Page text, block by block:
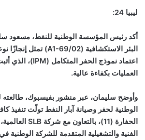
ليبيا 24:
أكد رئيس المؤسسة الوطنية للنفط، مسعود
البئر الاستكشافية (A1-69/02) تمثل إنجازًا
اعتماد نموذج الحفر المتكامل (IPM)، الذي
العمليات بكفاءة عالية.
الوطنية لحفر وصيانة آبار النفط تولّت تنفيذ
الحفارة (11)، بالتعاون مع شركة
SLB
الفنية والتشغيلية المتقدمة للشركة الوطنية